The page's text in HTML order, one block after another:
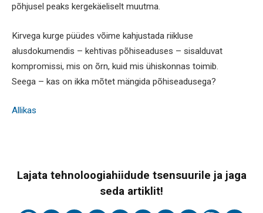
põhjusel peaks kergekäeliselt muutma.
Kirvega kurge püüdes võime kahjustada riikluse
alusdokumendis – kehtivas põhiseaduses – sisalduvat
kompromissi, mis on õrn, kuid mis ühiskonnas toimib.
Seega – kas on ikka mõtet mängida põhiseadusega?
Allikas
Lajata tehnoloogiahiidude tsensuurile ja jaga
seda artiklit!